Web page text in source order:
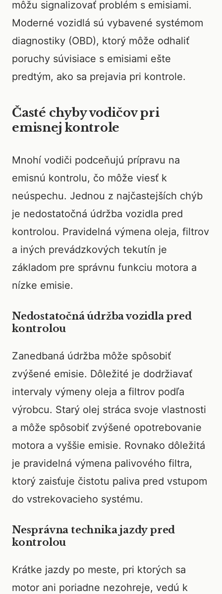
môžu signalizovať problém s emisiami.
Moderné vozidlá sú vybavené systémom
diagnostiky (OBD), ktorý môže odhaliť
poruchy súvisiace s emisiami ešte
predtým, ako sa prejavia pri kontrole.
Časté chyby vodičov pri
emisnej kontrole
Mnohí vodiči podceňujú prípravu na
emisnú kontrolu, čo môže viesť k
neúspechu. Jednou z najčastejších chýb
je nedostatočná údržba vozidla pred
kontrolou. Pravidelná výmena oleja, filtrov
a iných prevádzkových tekutín je
základom pre správnu funkciu motora a
nízke emisie.
Nedostatočná údržba vozidla pred
kontrolou
Zanedbaná údržba môže spôsobiť
zvýšené emisie. Dôležité je dodržiavať
intervaly výmeny oleja a filtrov podľa
výrobcu. Starý olej stráca svoje vlastnosti
a môže spôsobiť zvýšené opotrebovanie
motora a vyššie emisie. Rovnako dôležitá
je pravidelná výmena palivového filtra,
ktorý zaisťuje čistotu paliva pred vstupom
do vstrekovacieho systému.
Nesprávna technika jazdy pred
kontrolou
Krátke jazdy po meste, pri ktorých sa
motor ani poriadne nezohreje, vedú k